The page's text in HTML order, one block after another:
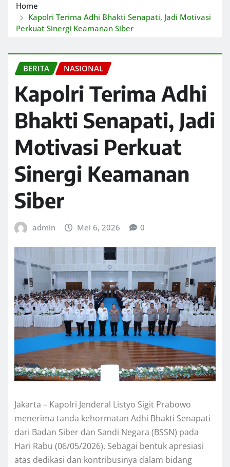
Home
Kapolri Terima Adhi Bhakti Senapati, Jadi Motivasi
Perkuat Sinergi Keamanan Siber
BERITA NASIONAL
Kapolri Terima Adhi
Bhakti Senapati, Jadi
Motivasi Perkuat
Sinergi Keamanan
Siber
admin Mei 6, 2026 0
Jakarta – Kapolri Jenderal Listyo Sigit Prabowo
menerima tanda kehormatan Adhi Bhakti Senapati
dari Badan Siber dan Sandi Negara (BSSN) pada
Hari Rabu (06/05/2026). Sebagai bentuk apresiasi
atas dedikasi dan kontribusinya dalam bidang